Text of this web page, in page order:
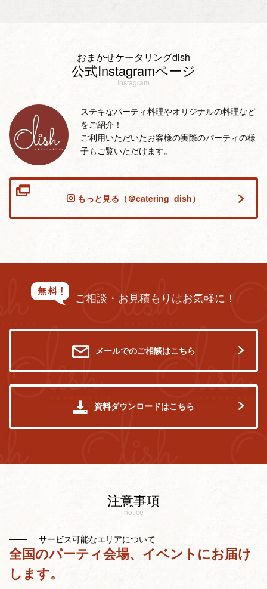
おまかせケータリングdish
公式Instagramページ
Instagram
ステキなパーティ料理やオリジナルの料理など
をご紹介！
ご利用いただいたお客様の実際のパーティの様
子もご覧いただけます。
もっと見る（＠catering_dish）
ご相談・お見積もりはお気軽に！
メールでのご相談はこちら
資料ダウンロードはこちら
注意事項
notice
サービス可能なエリアについて
全国のパーティ会場、イベントにお届け
します。